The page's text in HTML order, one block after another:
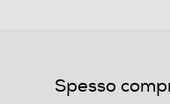
Spesso